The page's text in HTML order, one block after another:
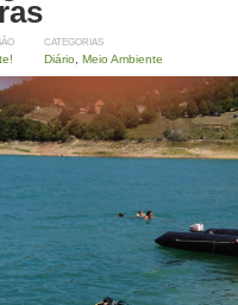
CATEGORIAS
Diário Meio Ambiente